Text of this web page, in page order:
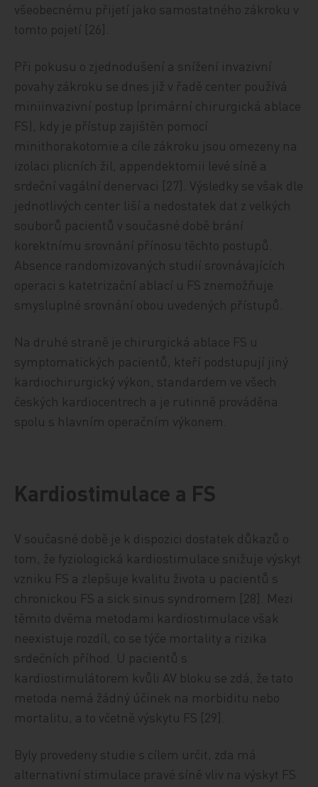
všeobecnému přijetí jako samostatného zákroku v
tomto pojetí [26].
Při pokusu o zjednodušení a snížení invazivní
povahy zákroku se dnes již v řadě center používá
miniinvazivní postup (primární chirurgická ablace
FS), kdy je přístup zajištěn pomocí
minithorakotomie a cíle zákroku jsou omezeny na
izolaci plicních žil, appendektomii levé síně a
srdeční vagální denervaci [27]. Výsledky se však dle
jednotlivých center liší a nedostatek dat z velkých
souborů pacientů v současné době brání
korektnímu srovnání přínosu těchto postupů.
Absence randomizovaných studií srovnávajících
operaci s katetrizační ablací u FS znemožňuje
smysluplné srovnání obou uvedených přístupů.
Na druhé straně je chirurgická ablace FS u
symptomatických pacientů, kteří podstupují jiný
kardiochirurgický výkon, standardem ve všech
českých kardiocentrech a je rutinně prováděna
spolu s hlavním operačním výkonem.
Kardiostimulace a FS
V současné době je k dispozici dostatek důkazů o
tom, že fyziologická kardiostimulace snižuje výskyt
vzniku FS a zlepšuje kvalitu života u pacientů s
chronickou FS a sick sinus syndromem [28]. Mezi
těmito dvěma metodami kardiostimulace však
neexistuje rozdíl, co se týče mortality a rizika
srdečních příhod. U pacientů s
kardiostimulátorem kvůli AV bloku se zdá, že tato
metoda nemá žádný účinek na morbiditu nebo
mortalitu, a to včetně výskytu FS [29].
Byly provedeny studie s cílem určit, zda má
alternativní stimulace pravé síně vliv na výskyt FS